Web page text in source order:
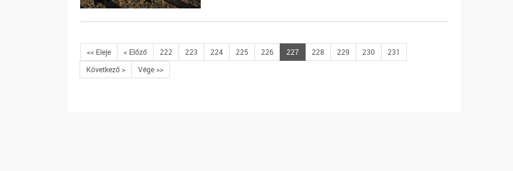
<< Eleje < Előző 222 223 224 225 226 227 228 229 230
231
Következő >
Vége >>